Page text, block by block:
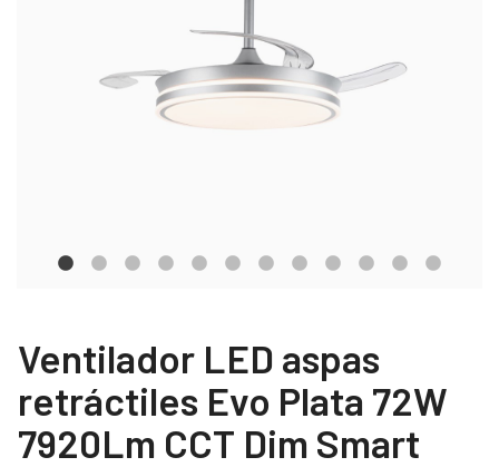
Ventilador LED aspas
retráctiles Evo Plata 72W
7920Lm CCT Dim Smart